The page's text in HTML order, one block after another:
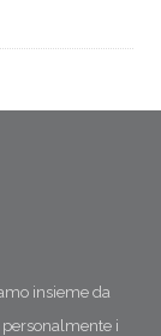
insieme da
i